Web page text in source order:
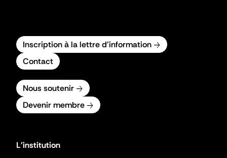
Inscription à la lettre d'information
Contact
Nous soutenir
Devenir membre
L'institution